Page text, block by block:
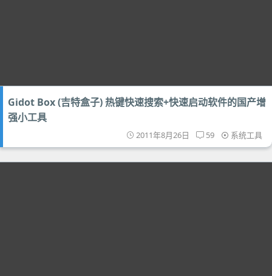
Gidot Box (吉特盒子) 热键快速搜索+快速启动软件的国产增
强小工具
2011年8月26日 59 系统工具